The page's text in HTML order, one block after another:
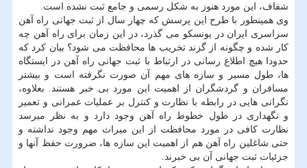
شفاف، این مورد هنوز به شکل رسمی و جامع ثبت نشده است.
وی همینطور با طرح این پرسش که چهار سال از ثبت جهانی راه آهن
سراسری ایران در یونسکو می گذرد، در این زمان برای راه آهن چه
کار شده و چگونه از گزند تخریب ها محافظت می شود؟ بیان کرد که
حدودا هیچ اطلاع رسانی در ارتباط با ثبت جهانی راه آهن در ایستگاه
ها، طول مسیر و سازه های مهم آن صورت نگرفته است و بیشتر
مسافران و گردشگران از اهمیت این مورد بی خبر هستند. بعلاوه،
نگرانی هایی در رابطه با نظارت و کنترل بر عملیات عمرانی و تعمیر
و نگهداری در طول خطوط راه آهن وجود دارد و به نظر میرسد
نظارت کافی در مورد محافظت از این میراث مهم وجود نداشته و
حتی شاغلین راه آهن هم از اهمیت این سازه ها، ضرورت حفظ آنها و
جزئیات ثبت جهانی آن بی خبرند.